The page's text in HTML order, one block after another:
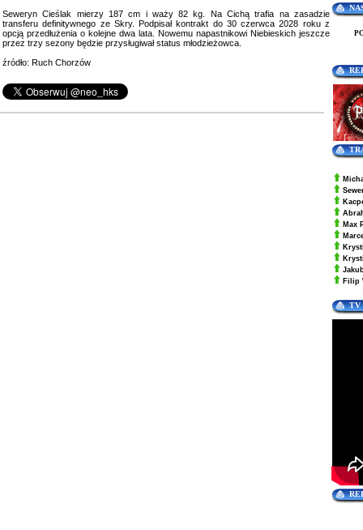
Seweryn Cieślak mierzy 187 cm i waży 82 kg. Na Cichą trafia na zasadzie
transferu definitywnego ze Skry. Podpisał kontrakt do 30 czerwca 2028 roku z
opcją przedłużenia o kolejne dwa lata. Nowemu napastnikowi Niebieskich jeszcze
przez trzy sezony będzie przysługiwał status młodzieżowca.
źródło: Ruch Chorzów
Max
Filip
TV